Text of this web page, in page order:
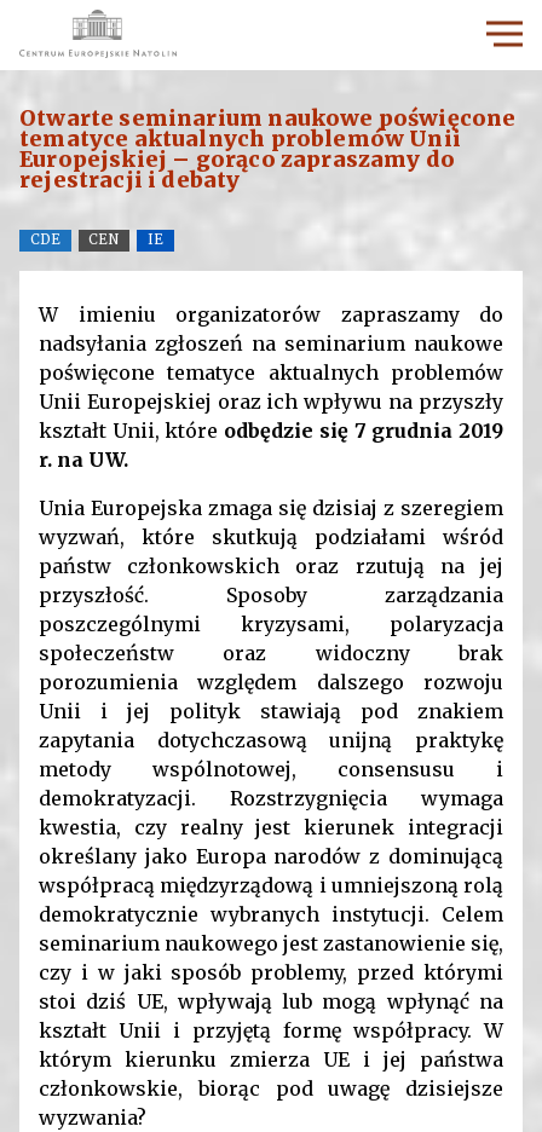
Otwarte seminarium naukowe poświęcone
tematyce aktualnych problemów Unii
Europejskiej – gorąco zapraszamy do
rejestracji i debaty
CDE CEN IE
W imieniu organizatorów zapraszamy do
nadsyłania zgłoszeń na seminarium naukowe
poświęcone tematyce aktualnych problemów
Unii Europejskiej oraz ich wpływu na przyszły
kształt Unii, które odbędzie się 7 grudnia 2019
r. na UW.
Unia Europejska zmaga się dzisiaj z szeregiem
wyzwań, które skutkują podziałami wśród
państw członkowskich oraz rzutują na jej
przyszłość. Sposoby zarządzania
poszczególnymi kryzysami, polaryzacja
społeczeństw oraz widoczny brak
porozumienia względem dalszego rozwoju
Unii i jej polityk stawiają pod znakiem
zapytania dotychczasową unijną praktykę
metody wspólnotowej, consensusu i
demokratyzacji. Rozstrzygnięcia wymaga
kwestia, czy realny jest kierunek integracji
określany jako Europa narodów z dominującą
współpracą międzyrządową i umniejszoną rolą
demokratycznie wybranych instytucji. Celem
seminarium naukowego jest zastanowienie się,
czy i w jaki sposób problemy, przed którymi
stoi dziś UE, wpływają lub mogą wpłynąć na
kształt Unii i przyjętą formę współpracy. W
którym kierunku zmierza UE i jej państwa
członkowskie, biorąc pod uwagę dzisiejsze
wyzwania?